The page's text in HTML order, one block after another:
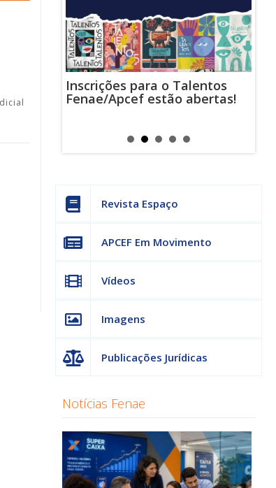
Inscrições para o Talentos
Fenae/Apcef estão abertas!
Revista Espaço
APCEF Em Movimento
Vídeos
Imagens
Publicações Jurídicas
Notícias Fenae